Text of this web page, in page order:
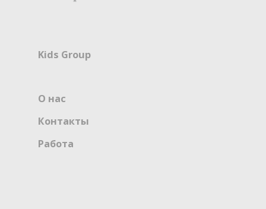
Kids Group
О нас
Контакты
Работа